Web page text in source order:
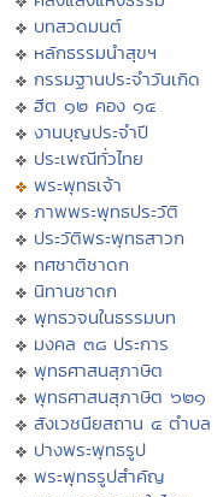
บทสวดมนต์
หลักธรรมนำสุขฯ
กรรมฐานประจำวันเกิด
ฮีต ๑๒ คอง ๑๔
งานบุญประจำปี
ประเพณีทั่วไทย
พระพุทธเจ้า
ภาพพระพุทธประวัติ
ประวัติพระพุทธสาวก
ทศชาติชาดก
นิทานชาดก
พุทธวจนในธรรมบท
มงคล ๓๘ ประการ
พุทธศาสนสุภาษิต
พุทธศาสนสุภาษิต ๖๒๑
สังเวชนียสถาน ๔ ตำบล
ปางพระพุทธรูป
พระพุทธรูปสำคัญ